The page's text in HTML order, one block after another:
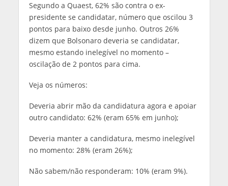
Segundo a Quaest, 62% são contra o ex-
presidente se candidatar, número que oscilou 3
pontos para baixo desde junho. Outros 26%
dizem que Bolsonaro deveria se candidatar,
mesmo estando inelegível no momento –
oscilação de 2 pontos para cima.
Veja os números:
Deveria abrir mão da candidatura agora e apoiar
outro candidato: 62% (eram 65% em junho);
Deveria manter a candidatura, mesmo inelegível
no momento: 28% (eram 26%);
Não sabem/não responderam: 10% (eram 9%).